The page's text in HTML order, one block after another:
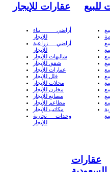
للبيع عقارات للإيجار
أراضي بناء
للإيجار
أراضي زراعية
للإيجار
شاليهات للإيجار
شقق للإيجار
عمارات للإيجار
فلل للإيجار
محلات للإيجار
مخازن للإيجار
مصانع للإيجار
مطاعم للإيجار
مكاتب للإيجار
وحدات تجارية
للإيجار
عقارات